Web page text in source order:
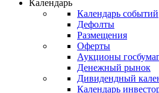
Откройте
Получить доступ
Календарь
Календарь событий
Дефолты
Размещения
Оферты